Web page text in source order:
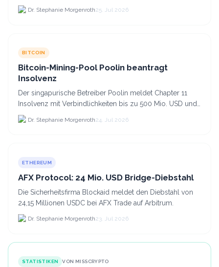
Anlegerüberzeugung trotz Kursverlusten und einem
BTC-Preis.
Dr. Stephanie Morgenroth25. Jul 2026
BITCOIN
Bitcoin-Mining-Pool Poolin beantragt
Insolvenz
Der singapurische Betreiber Poolin meldet Chapter 11
Insolvenz mit Verbindlichkeiten bis zu 500 Mio. USD und
plant den Verkauf zweier Texas-Standorte für.
Dr. Stephanie Morgenroth24. Jul 2026
ETHEREUM
AFX Protocol: 24 Mio. USD Bridge-Diebstahl
Die Sicherheitsfirma Blockaid meldet den Diebstahl von
24,15 Millionen USDC bei AFX Trade auf Arbitrum.
Dr. Stephanie Morgenroth23. Jul 2026
STATISTIKEN VON MISSCRYPTO